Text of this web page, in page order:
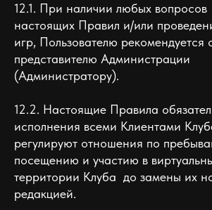
12.1. При наличии любых
настоящих Правил и/или
игр, Пользователю рекомендуется
представителю Администрации
(Администратору).
12.2. Настоящие Правила
исполнения всеми Клиентами
регулируют отношения по
посещению и участию в
территории Клуба до замены их
редакцией.